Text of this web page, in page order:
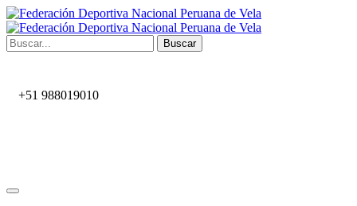
Buscar
+51 988019010